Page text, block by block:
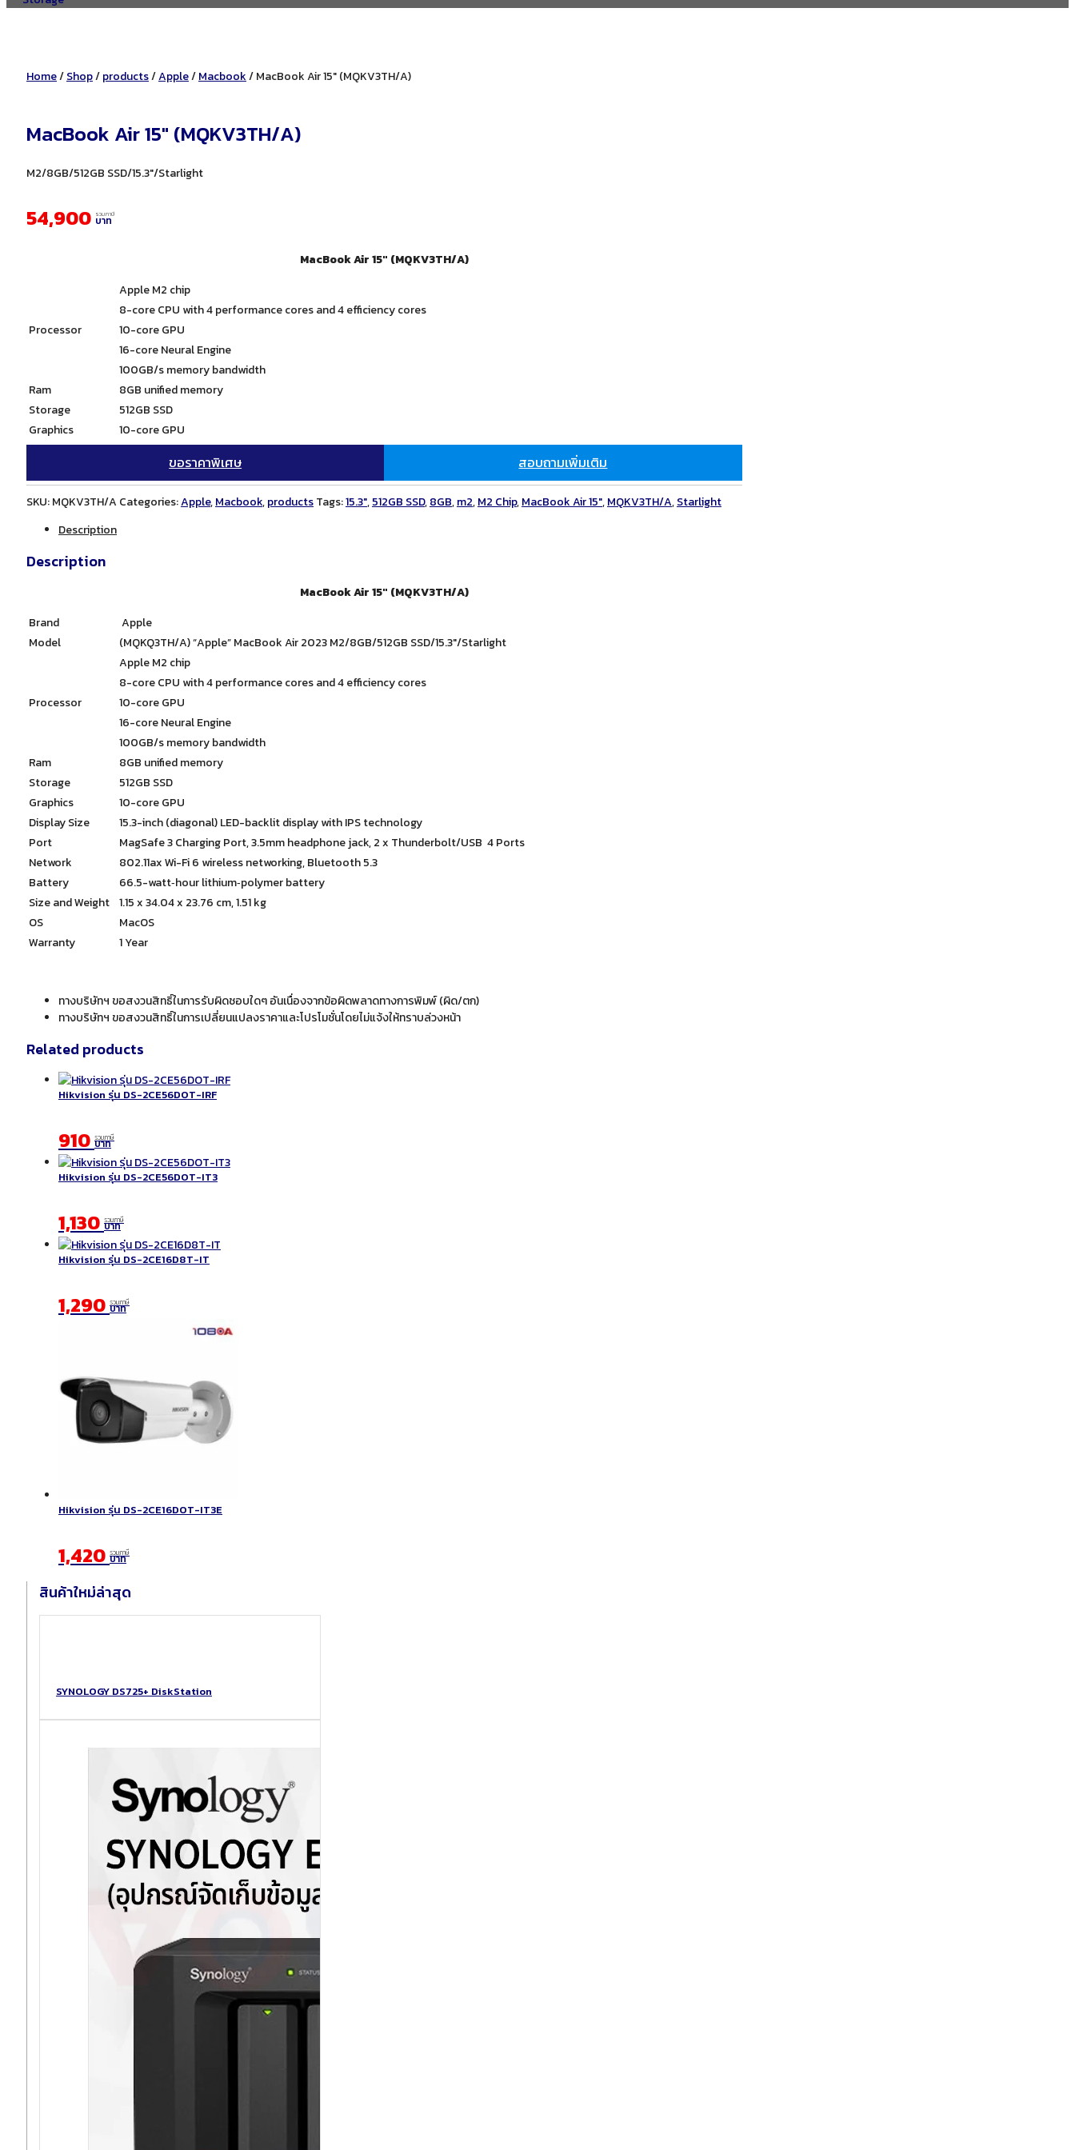
Home/Shop/products/Apple/Macbook/ MacBook Air 15″ (MQKV3TH/A)
MacBook Air 15″ (MQKV3TH/A)
M2/8GB/512GB SSD/15.3″/Starlight
54,900 รวมภาษี
บาท
MacBook Air 15″ (MQKV3TH/A)
Processor
Apple M2 chip
8-core CPU with 4 performance cores and 4 efficiency cores
10-core GPU
16-core Neural Engine
100GB/s memory bandwidth
Ram
8GB unified memory
Storage
512GB SSD
Graphics
10-core GPU
ขอราคาพิเศษ สอบถามเพิ่มเติม
SKU:MQKV3TH/A Categories:Apple,Macbook,productsTags:15.3″,512GB SSD,8GB,m2,M2 Chip,MacBook Air 15",MQKV3TH/A,Starlight
Description
Description
MacBook Air 15″ (MQKV3TH/A)
Brand
Apple
Model
(MQKQ3TH/A) “Apple” MacBook Air 2023 M2/8GB/512GB SSD/15.3″/Starlight
Processor
Apple M2 chip
8-core CPU with 4 performance cores and 4 efficiency cores
10-core GPU
16-core Neural Engine
100GB/s memory bandwidth
Ram
8GB unified memory
Storage
512GB SSD
Graphics
10-core GPU
Display Size
15.3-inch (diagonal) LED-backlit display with IPS technology
Port
MagSafe 3 Charging Port, 3.5mm headphone jack, 2 x Thunderbolt/USB 4 Ports
Network
802.11ax Wi-Fi 6 wireless networking, Bluetooth 5.3
Battery
66.5-watt‑hour lithium‑polymer battery
Size and Weight 1.15 x 34.04 x 23.76 cm, 1.51 kg
OS
MacOS
Warranty
1 Year
ทางบริษัทฯ ขอสงวนสิทธิ์ในการรับผิดชอบใดๆ อันเนื่องจากข้อผิดพลาดทางการพิมพ์ (ผิด/ตก)
ทางบริษัทฯ ขอสงวนสิทธิ์ในการเปลี่ยนแปลงราคาและโปรโมชั่นโดยไม่แจ้งให้ทราบล่วงหน้า
Related products
Hikvision รุ่น DS-2CE56DOT-IRF
910 รวมภาษี
บาท
Hikvision รุ่น DS-2CE56DOT-IT3
1,130 รวมภาษี
บาท
Hikvision รุ่น DS-2CE16D8T-IT
1,290 รวมภาษี
บาท
Hikvision รุ่น DS-2CE16DOT-IT3E
1,420 รวมภาษี
บาท
สินค้าใหม่ล่าสุด
SYNOLOGY DS725+ DiskStation